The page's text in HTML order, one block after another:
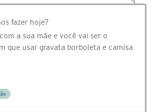
fazer hoje?
a sua mãe e você vai ser o
que usar gravata borboleta e camisa